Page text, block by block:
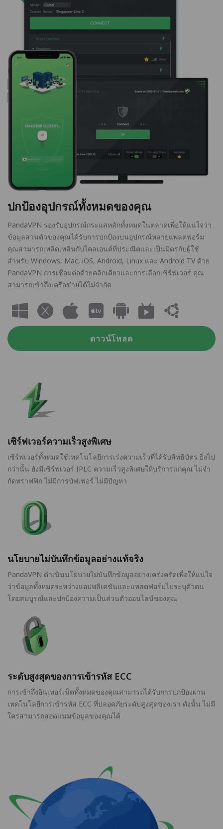
ปกป้องอุปกรณ์ทั้งหมดของคุณ
PandaVPN รองรับอุปกรณ์กระแสหลักทั้งหมดในตลาดเพื่อให้แน่ใจว่า
ข้อมูลส่วนตัวของคุณได้รับการปกป้องบนอุปกรณ์หลายแพลตฟอร์ม
คุณสามารถเพลิดเพลินกับไคลเอนต์ที่ประณีตและเป็นมิตรกับผู้ใช้
สำหรับ Windows, Mac, iOS, Android, Linux และ Android TV ด้วย
PandaVPN การเชื่อมต่อด้วยคลิกเดียวและการเลือกเซิร์ฟเวอร์ คุณ
สามารถเข้าถึงเครือข่ายได้ไม่จำกัด
ดาวน์โหลด
เซิร์ฟเวอร์ความเร็วสูงพิเศษ
เซิร์ฟเวอร์ทั้งหมดใช้เทคโนโลยีการเร่งความเร็วที่ได้รับสิทธิบัตร ยิ่งไป
กว่านั้น ยังมีเซิร์ฟเวอร์ IPLC ความเร็วสูงพิเศษให้บริการแก่คุณ ไม่จำ
กัดทราฟฟิก ไม่มีการบัฟเฟอร์ ไม่มีปัญหา
นโยบายไม่บันทึกข้อมูลอย่างแท้จริง
PandaVPN ดำเนินนโยบายไม่บันทึกข้อมูลอย่างเคร่งครัดเพื่อให้แน่ใจ
ว่าข้อมูลทั้งหมดระหว่างแอปพลิเคชันและแพลตฟอร์มไม่ระบุตัวตน
โดยสมบูรณ์และปกป้องความเป็นส่วนตัวออนไลน์ของคุณ
ระดับสูงสุดของการเข้ารหัส ECC
การเข้าถึงอินเทอร์เน็ตทั้งหมดของคุณสามารถได้รับการปกป้องผ่าน
เทคโนโลยีการเข้ารหัส ECC ที่ปลอดภัยระดับสูงสุดของเรา ดังนั้น ไม่มี
ใครสามารถสอดแนมข้อมูลของคุณได้